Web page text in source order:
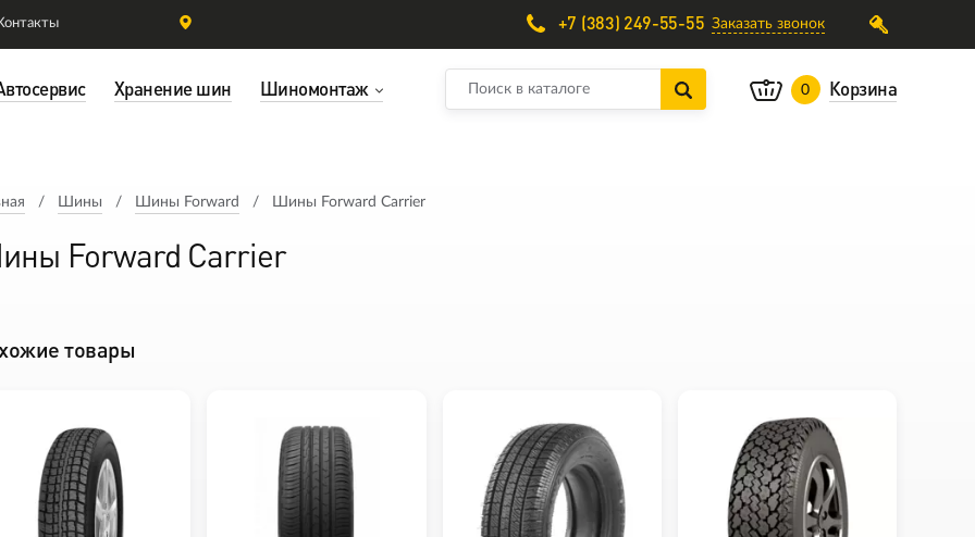
Хранение шин Шиномонтаж 0 Корзина
+7 (383) 249-55-55 Заказать звонок
Шины Шины Forward Шины Forward Carrier
Forward Carrier
товары